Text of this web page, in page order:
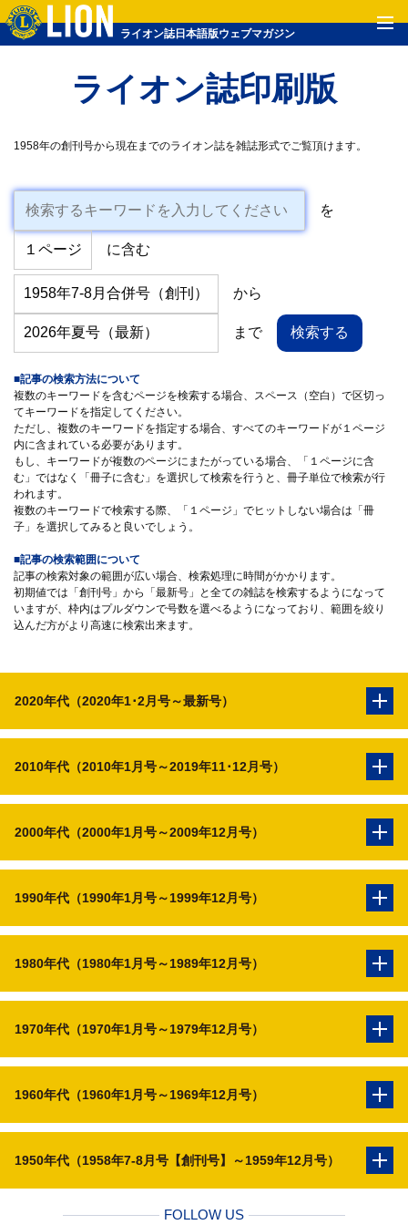
ライオン誌日本語版ウェブマガジン
ライオン誌印刷版
1958年の創刊号から現在までのライオン誌を雑誌形式でご覧頂けます。
を
に含む
から
まで
■記事の検索方法について
複数のキーワードを含むページを検索する場合、スペース（空白）で区切っ
てキーワードを指定してください。
ただし、複数のキーワードを指定する場合、すべてのキーワードが１ページ
内に含まれている必要があります。
もし、キーワードが複数のページにまたがっている場合、「１ページに含
む」ではなく「冊子に含む」を選択して検索を行うと、冊子単位で検索が行
われます。
複数のキーワードで検索する際、「１ページ」でヒットしない場合は「冊
子」を選択してみると良いでしょう。
■記事の検索範囲について
記事の検索対象の範囲が広い場合、検索処理に時間がかかります。
初期値では「創刊号」から「最新号」と全ての雑誌を検索するようになって
いますが、枠内はプルダウンで号数を選べるようになっており、範囲を絞り
込んだ方がより高速に検索出来ます。
2020年代（2020年1･2月号～最新号）
2010年代（2010年1月号～2019年11･12月号）
2000年代（2000年1月号～2009年12月号）
1990年代（1990年1月号～1999年12月号）
1980年代（1980年1月号～1989年12月号）
1970年代（1970年1月号～1979年12月号）
1960年代（1960年1月号～1969年12月号）
1950年代（1958年7-8月号【創刊号】～1959年12月号）
FOLLOW US